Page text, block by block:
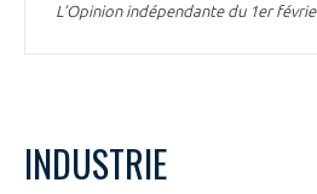
L’Opinion indépendante du 1er
INDUSTRIE